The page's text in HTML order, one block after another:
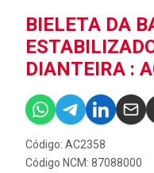
BIELETA DA
DIANTEIRA :
Código: AC2358
Código NCM: 87088000